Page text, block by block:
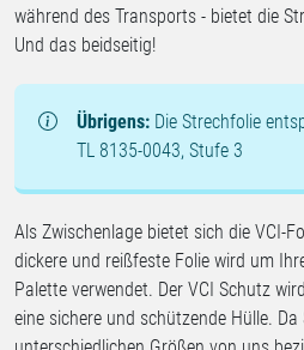
während des Transports - bietet die
Und das beidseitig!
Übrigens: Die Strechfolie
TL 8135-0043, Stufe 3
Als Zwischenlage bietet sich die VCI-
dickere und reißfeste Folie wird um
Palette verwendet. Der VCI Schutz
eine sichere und schützende Hülle.